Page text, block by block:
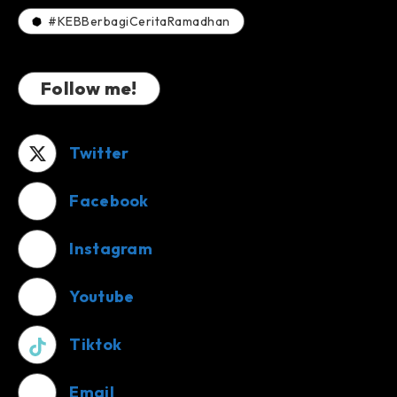
#KEBBerbagiCeritaRamadhan
Follow me!
Twitter
Facebook
Instagram
Youtube
Tiktok
Email